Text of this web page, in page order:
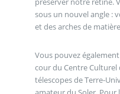
sous un nouvel angle :
et des arches de
Vous pouvez
cour du Centre Culturel
télescopes de Terre-